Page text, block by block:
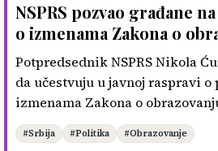
NSPRS pozvao građane
o izmenama Zakona o
Potpredsednik NSPRS Nikola
da učestvuju u javnoj raspravi
izmenama Zakona o
#Srbija #Politika #Obrazovanje